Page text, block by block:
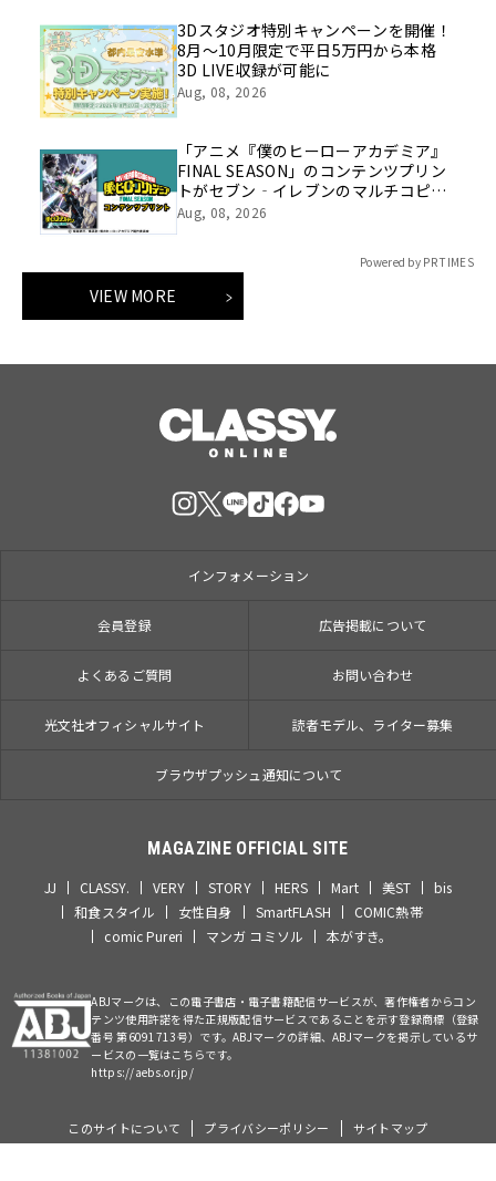
3Dスタジオ特別キャンペーンを開催！
8月～10月限定で平日5万円から本格
3D LIVE収録が可能に
Aug, 08, 2026
「アニメ『僕のヒーローアカデミア』
FINAL SEASON」のコンテンツプリン
トがセブン‐イレブンのマルチコピー
機に登場
Aug, 08, 2026
Powered by PR TIMES
VIEW MORE
インフォメーション
会員登録 広告掲載について
よくあるご質問 お問い合わせ
光文社オフィシャルサイト 読者モデル、ライター募集
ブラウザプッシュ通知について
MAGAZINE OFFICIAL SITE
JJ CLASSY. VERY STORY HERS Mart 美ST
bis
和食スタイル
女性自身 SmartFLASH
COMIC熱帯
comic Pureri
マンガ コミソル 本がすき。
ABJマークは、この電子書店・電子書籍配信サービスが、著作権者からコン
テンツ使用許諾を得た正規版配信サービスであることを示す登録商標（登録
番号 第6091713号）です。ABJマークの詳細、ABJマークを掲示しているサ
ービスの一覧はこちらです。
https://aebs.or.jp/
このサイトについて プライバシーポリシー サイトマップ